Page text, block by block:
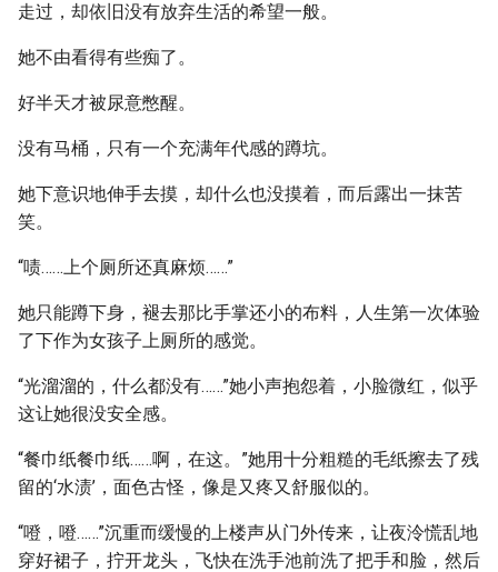
走过，却依旧没有放弃生活的希望一般。
她不由看得有些痴了。
好半天才被尿意憋醒。
没有马桶，只有一个充满年代感的蹲坑。
她下意识地伸手去摸，却什么也没摸着，而后露出一抹苦
笑。
“啧……上个厕所还真麻烦……”
她只能蹲下身，褪去那比手掌还小的布料，人生第一次体验
了下作为女孩子上厕所的感觉。
“光溜溜的，什么都没有……”她小声抱怨着，小脸微红，似乎
这让她很没安全感。
“餐巾纸餐巾纸……啊，在这。”她用十分粗糙的毛纸擦去了残
留的‘水渍’，面色古怪，像是又疼又舒服似的。
“噔，噔……”沉重而缓慢的上楼声从门外传来，让夜泠慌乱地
穿好裙子，拧开龙头，飞快在洗手池前洗了把手和脸，然后